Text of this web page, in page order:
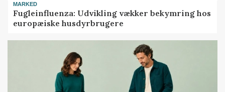
MARKED
Fugleinfluenza: Udvikling vækker bekymring hos
europæiske husdyrbrugere